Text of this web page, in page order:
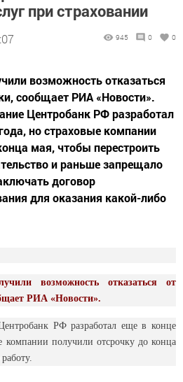
при страховании
945 0 0
возможность отказаться
сообщает РИА «Новости».
Центробанк РФ разработал
но страховые компании
мая, чтобы перестроить
и раньше запрещало
договор
для оказания какой-либо
возможность отказаться от
РИА «Новости».
РФ разработал еще в конце
компании получили отсрочку до конца